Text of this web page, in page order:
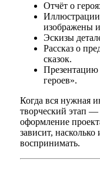
Отчёт о
изображены
Эскизы
Рассказ о
сказок.
Презентацию
героев».
Когда вся нужная
творческий этап —
оформление
зависит,
воспринимать.